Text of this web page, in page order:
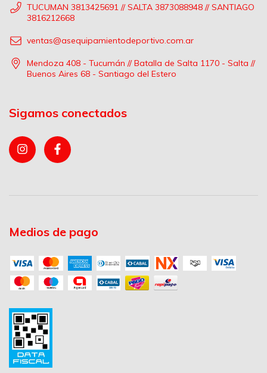
TUCUMAN 3813425691 // SALTA 3873088948 // SANTIAGO
3816212668
ventas@asequipamientodeportivo.com.ar
Mendoza 408 - Tucumán // Batalla de Salta 1170 - Salta //
Buenos Aires 68 - Santiago del Estero
Sigamos conectados
Medios de pago